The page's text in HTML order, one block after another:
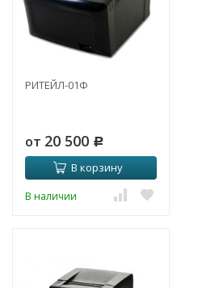
РИТЕЙЛ-01Ф
от 20 500 Р
В корзину
В наличии